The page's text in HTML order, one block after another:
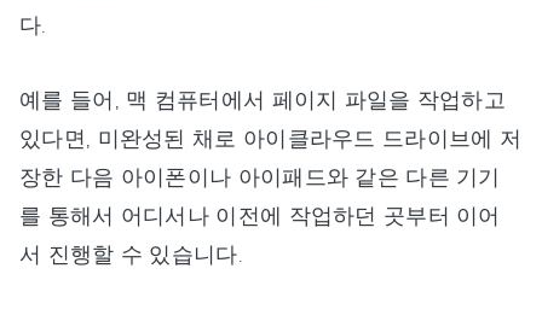
다.
예를 들어, 맥 컴퓨터에서 페이지 파일을 작업하고
있다면, 미완성된 채로 아이클라우드 드라이브에 저
장한 다음 아이폰이나 아이패드와 같은 다른 기기
를 통해서 어디서나 이전에 작업하던 곳부터 이어
서 진행할 수 있습니다.